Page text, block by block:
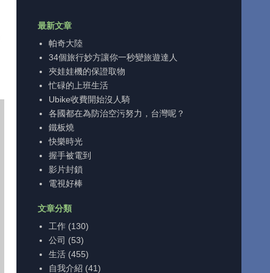
最新文章
帕奇大陸
34個旅行妙方讓你一秒變旅遊達人
夾娃娃機的保證取物
忙碌的上班生活
Ubike收費開始沒人騎
各國都在為防治空污努力，台灣呢？
鐵板燒
快樂時光
握手被電到
影片封鎖
電視好棒
文章分類
工作 (130)
公司 (53)
生活 (455)
自我介紹 (41)